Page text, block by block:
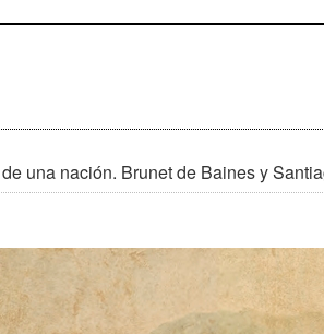
una nación. Brunet de Baines y